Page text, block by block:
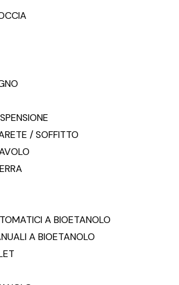
/ SOFFITTO
A BIOETANOLO
A BIOETANOLO